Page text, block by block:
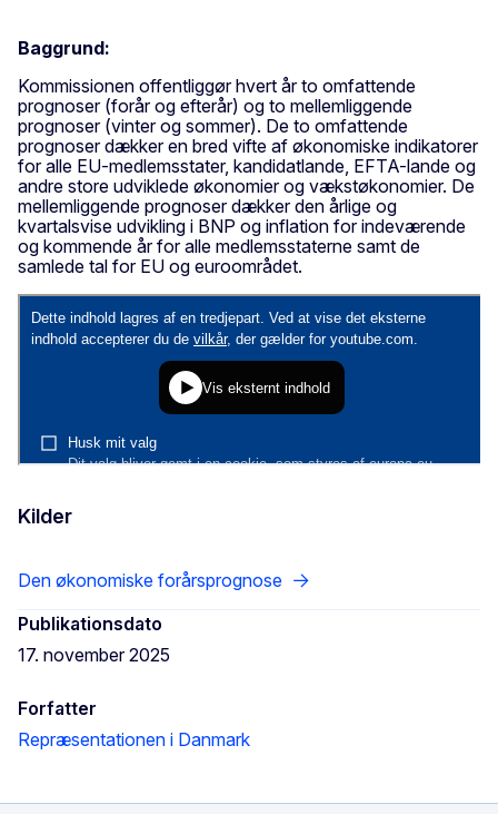
Baggrund:
Kommissionen offentliggør hvert år to omfattende
prognoser (forår og efterår) og to mellemliggende
prognoser (vinter og sommer). De to omfattende
prognoser dækker en bred vifte af økonomiske indikatorer
for alle EU-medlemsstater, kandidatlande, EFTA-lande og
andre store udviklede økonomier og vækstøkonomier. De
mellemliggende prognoser dækker den årlige og
kvartalsvise udvikling i BNP og inflation for indeværende
og kommende år for alle medlemsstaterne samt de
samlede tal for EU og euroområdet.
Kilder
Den økonomiske forårsprognose
Publikationsdato
17. november 2025
Forfatter
Repræsentationen i Danmark